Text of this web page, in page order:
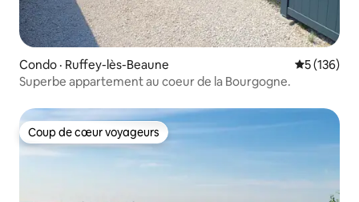
Condo · Ruffey-lès-Beaune Note
5 (136)
Superbe appartement au coeur de la Bourgogne.
Coup de cœur voyageurs
Coup de cœur voyageurs